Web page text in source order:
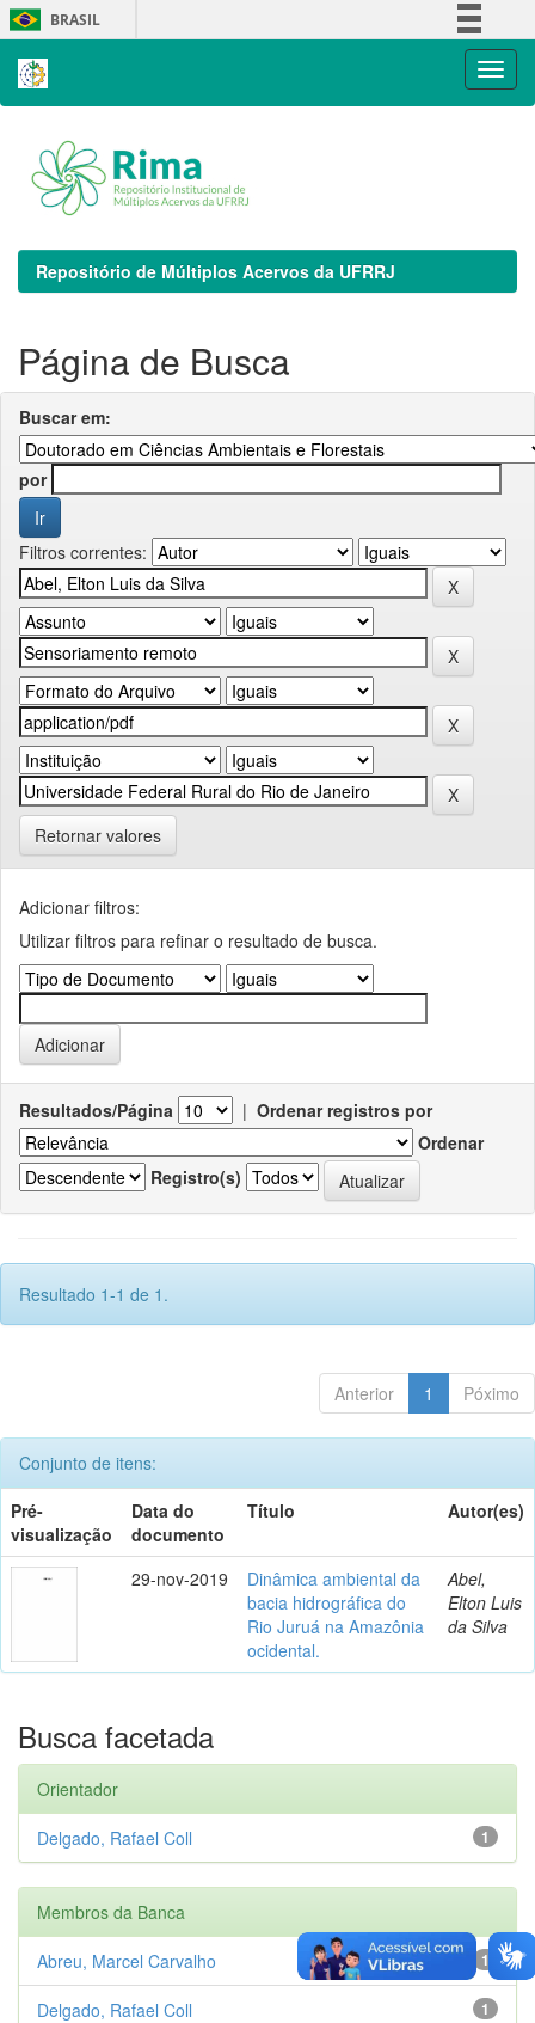
Skip
navigation
BRASIL
Repositório de Múltiplos Acervos da UFRRJ
Página de Busca
Buscar em:
por
Filtros correntes:
Retornar valores
Adicionar filtros:
Utilizar filtros para refinar o resultado de busca.
Resultados/Página | Ordenar registros por
Ordenar
Registro(s)
Resultado 1-1 de 1.
Anterior 1 Póximo
Conjunto de itens:
Pré-
visualização
Data do
documento
Título Autor(es)
29-nov-2019
Dinâmica ambiental da
bacia hidrográfica do
Rio Juruá na Amazônia
ocidental.
Abel,
Elton Luis
da Silva
Busca facetada
Orientador
1
Delgado, Rafael Coll
Membros da Banca
1
Abreu, Marcel Carvalho
1
Delgado, Rafael Coll